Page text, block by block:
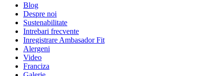
Blog
Despre noi
Sustenabilitate
Intrebari frecvente
Inregistrare Ambasador Fit
Alergeni
Video
Franciza